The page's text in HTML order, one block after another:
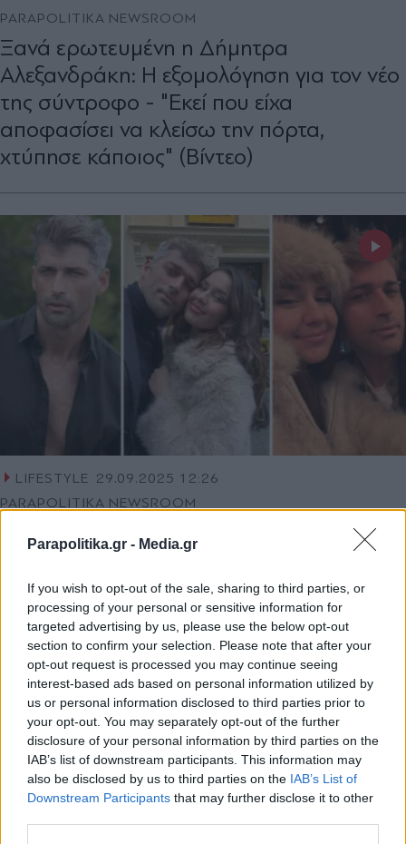
Parapolitika.gr - Media.gr
If you wish to opt-out of the sale, sharing to third parties, or
processing of your personal or sensitive information for
targeted advertising by us, please use the below opt-out
section to confirm your selection. Please note that after your
opt-out request is processed you may continue seeing
interest-based ads based on personal information utilized by
us or personal information disclosed to third parties prior to
your opt-out. You may separately opt-out of the further
disclosure of your personal information by third parties on the
IAB’s list of downstream participants. This information may
also be disclosed by us to third parties on the IAB’s List of
Downstream Participants that may further disclose it to other
PARAPOLITIKA NEWSROOM
Ξανά ερωτευμένη η Δήμητρα
Αλεξανδράκη: H εξομολόγηση για τον νέο
της σύντροφο - "Εκεί που είχα
αποφασίσει να κλείσω την πόρτα,
χτύπησε κάποιος" (Βίντεο)
LIFESTYLE 29.09.2025 12:26
PARAPOLITIKA NEWSROOM
Αλέξης Παππάς για τη σύντροφό του:
"Στο τραπέζι έχει πέσει μέχρι στιγμής μόνο
φαγητό και όχι θέμα επισημοποίησης"
(Βίντεο)
Εγγραφή στο newsletter